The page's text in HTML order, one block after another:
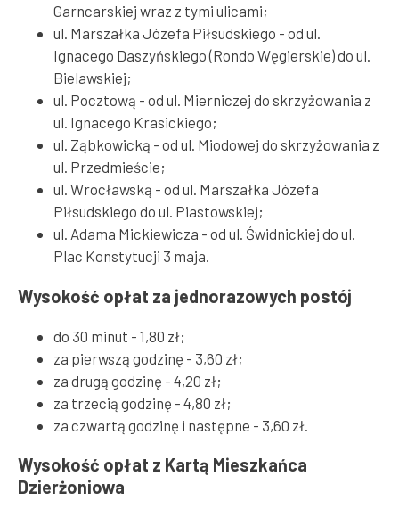
Garncarskiej wraz z tymi ulicami;
ul. Marszałka Józefa Piłsudskiego - od ul.
Ignacego Daszyńskiego (Rondo Węgierskie) do ul.
Bielawskiej;
ul. Pocztową - od ul. Mierniczej do skrzyżowania z
ul. Ignacego Krasickiego;
ul. Ząbkowicką - od ul. Miodowej do skrzyżowania z
ul. Przedmieście;
ul. Wrocławską - od ul. Marszałka Józefa
Piłsudskiego do ul. Piastowskiej;
ul. Adama Mickiewicza - od ul. Świdnickiej do ul.
Plac Konstytucji 3 maja.
Wysokość opłat za jednorazowych postój
do 30 minut - 1,80 zł;
za pierwszą godzinę - 3,60 zł;
za drugą godzinę - 4,20 zł;
za trzecią godzinę - 4,80 zł;
za czwartą godzinę i następne - 3,60 zł.
Wysokość opłat z Kartą Mieszkańca
Dzierżoniowa